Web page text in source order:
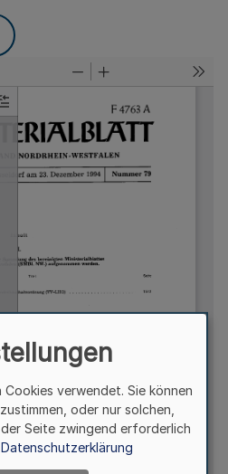
verwendet. Sie können
oder nur solchen,
Seite zwingend erforderlich
Datenschutzerklärung